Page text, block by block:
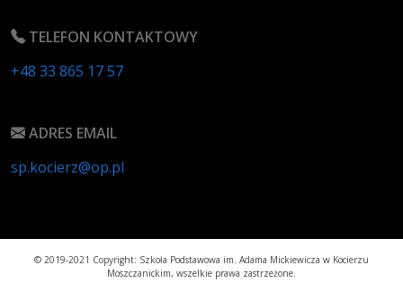
TELEFON KONTAKTOWY
+48 33 865 17 57
ADRES EMAIL
sp.kocierz@op.pl
© 2019-2021 Copyright: Szkoła Podstawowa im. Adama Mickiewicza w Kocierzu
Moszczanickim, wszelkie prawa zastrzeżone.